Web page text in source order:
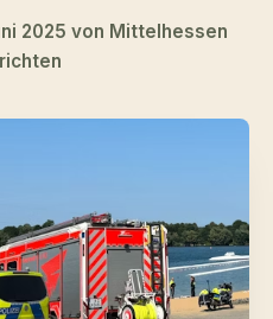
2025 von Mittelhessen